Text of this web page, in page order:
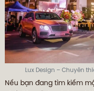
Lux Design – Chuyên
Nếu bạn đang tìm kiếm